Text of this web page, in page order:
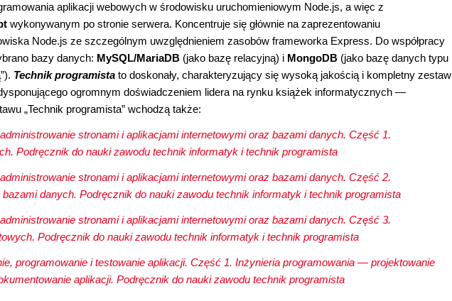
aplikacji webowych w środowisku uruchomieniowym Node.js, a więc z
wykonywanym po stronie serwera. Koncentruje się głównie na zaprezentowaniu
Node.js ze szczególnym uwzględnieniem zasobów frameworka Express. Do współpracy
bazy danych: MySQL/MariaDB (jako bazę relacyjną) i MongoDB (jako bazę danych typu
Technik programista to doskonały, charakteryzujący się wysoką jakością i kompletny zestaw
ogromnym doświadczeniem lidera na rynku książek informatycznych —
„Technik programista” wchodzą także:
stronami i aplikacjami internetowymi oraz bazami danych. Część 1.
Podręcznik do nauki zawodu technik informatyk i technik programista
stronami i aplikacjami internetowymi oraz bazami danych. Część 2.
danych. Podręcznik do nauki zawodu technik informatyk i technik programista
stronami i aplikacjami internetowymi oraz bazami danych. Część 3.
Podręcznik do nauki zawodu technik informatyk i technik programista
programowanie i testowanie aplikacji. Część 1. Inżynieria programowania ― projektowanie
aplikacji. Podręcznik do nauki zawodu technik programista